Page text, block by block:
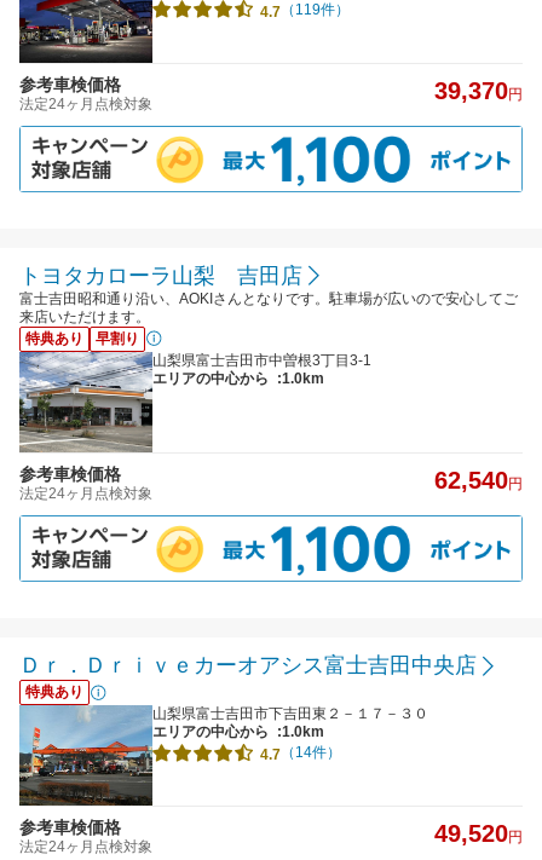
4.7 （119件）
参考車検価格
法定24ヶ月点検対象 39,370円
トヨタカローラ山梨 吉田店
富士吉田昭和通り沿い、AOKIさんとなりです。駐車場が広いので安心してご
来店いただけます。
特典あり
早割り
山梨県富士吉田市中曽根3丁目3-1
エリアの中心から
:1.0km
参考車検価格
法定24ヶ月点検対象 62,540円
Ｄｒ．Ｄｒｉｖｅカーオアシス富士吉田中央店
特典あり
山梨県富士吉田市下吉田東２－１７－３０
エリアの中心から
:1.0km
4.7 （14件）
参考車検価格
法定24ヶ月点検対象 49,520円